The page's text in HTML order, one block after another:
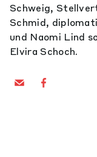
Schweig,
Schmid,
und Naomi Lind
Elvira Schoch.